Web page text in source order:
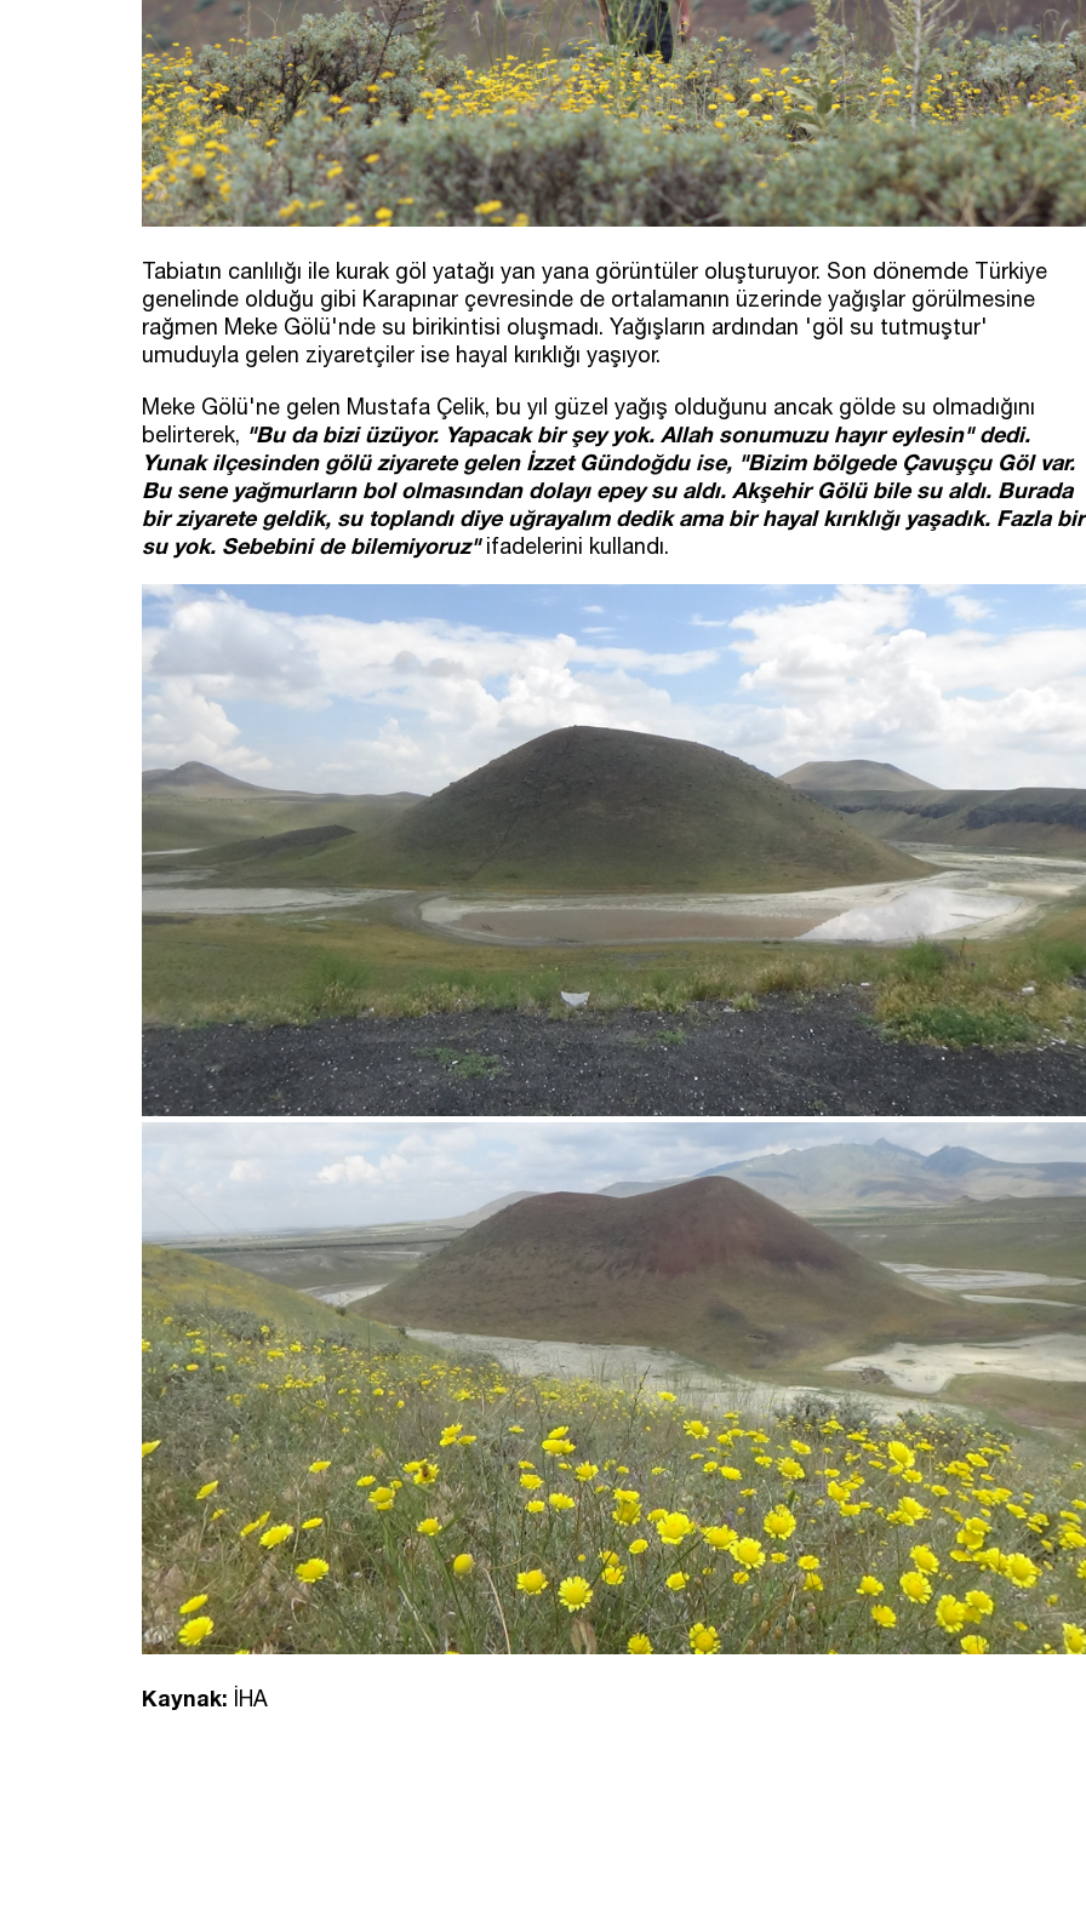
Tabiatın canlılığı ile kurak göl yatağı yan yana görüntüler oluşturuyor. Son dönemde Türkiye
genelinde olduğu gibi Karapınar çevresinde de ortalamanın üzerinde yağışlar görülmesine
rağmen Meke Gölü'nde su birikintisi oluşmadı. Yağışların ardından 'göl su tutmuştur'
umuduyla gelen ziyaretçiler ise hayal kırıklığı yaşıyor.
Meke Gölü'ne gelen Mustafa Çelik, bu yıl güzel yağış olduğunu ancak gölde su olmadığını
belirterek, "Bu da bizi üzüyor. Yapacak bir şey yok. Allah sonumuzu hayır eylesin" dedi.
Yunak ilçesinden gölü ziyarete gelen İzzet Gündoğdu ise, "Bizim bölgede Çavuşçu Göl var.
Bu sene yağmurların bol olmasından dolayı epey su aldı. Akşehir Gölü bile su aldı. Burada
bir ziyarete geldik, su toplandı diye uğrayalım dedik ama bir hayal kırıklığı yaşadık. Fazla bir
su yok. Sebebini de bilemiyoruz"ifadelerini kullandı.
Kaynak: İHA